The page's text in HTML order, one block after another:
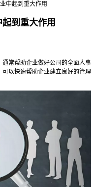
中起到重大作用
到重大作用
常帮助企业做好公司的全面人事
以快速帮助企业建立良好的管理